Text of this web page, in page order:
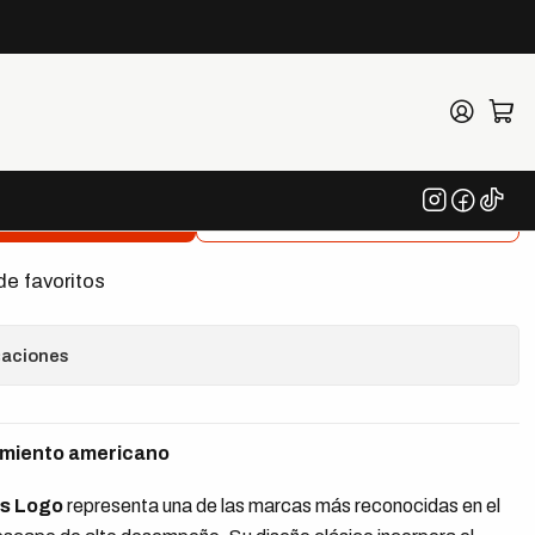
Headers Logo
favoritos
americano
Logorepresenta una de las marcas más reconocidas en el